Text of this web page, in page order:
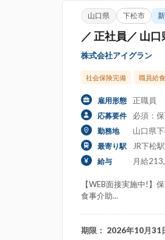
山口県 下松市
／ 正社員／ 山
株式会社アイグラン
社会保険完備 職員給
雇用形態 正職員
応募要件 必須：
勤務地 山口県
最寄り駅 JR下松
給与 月給
【WEB面接実施中!】
食事介助...
期限： 2026年10月31